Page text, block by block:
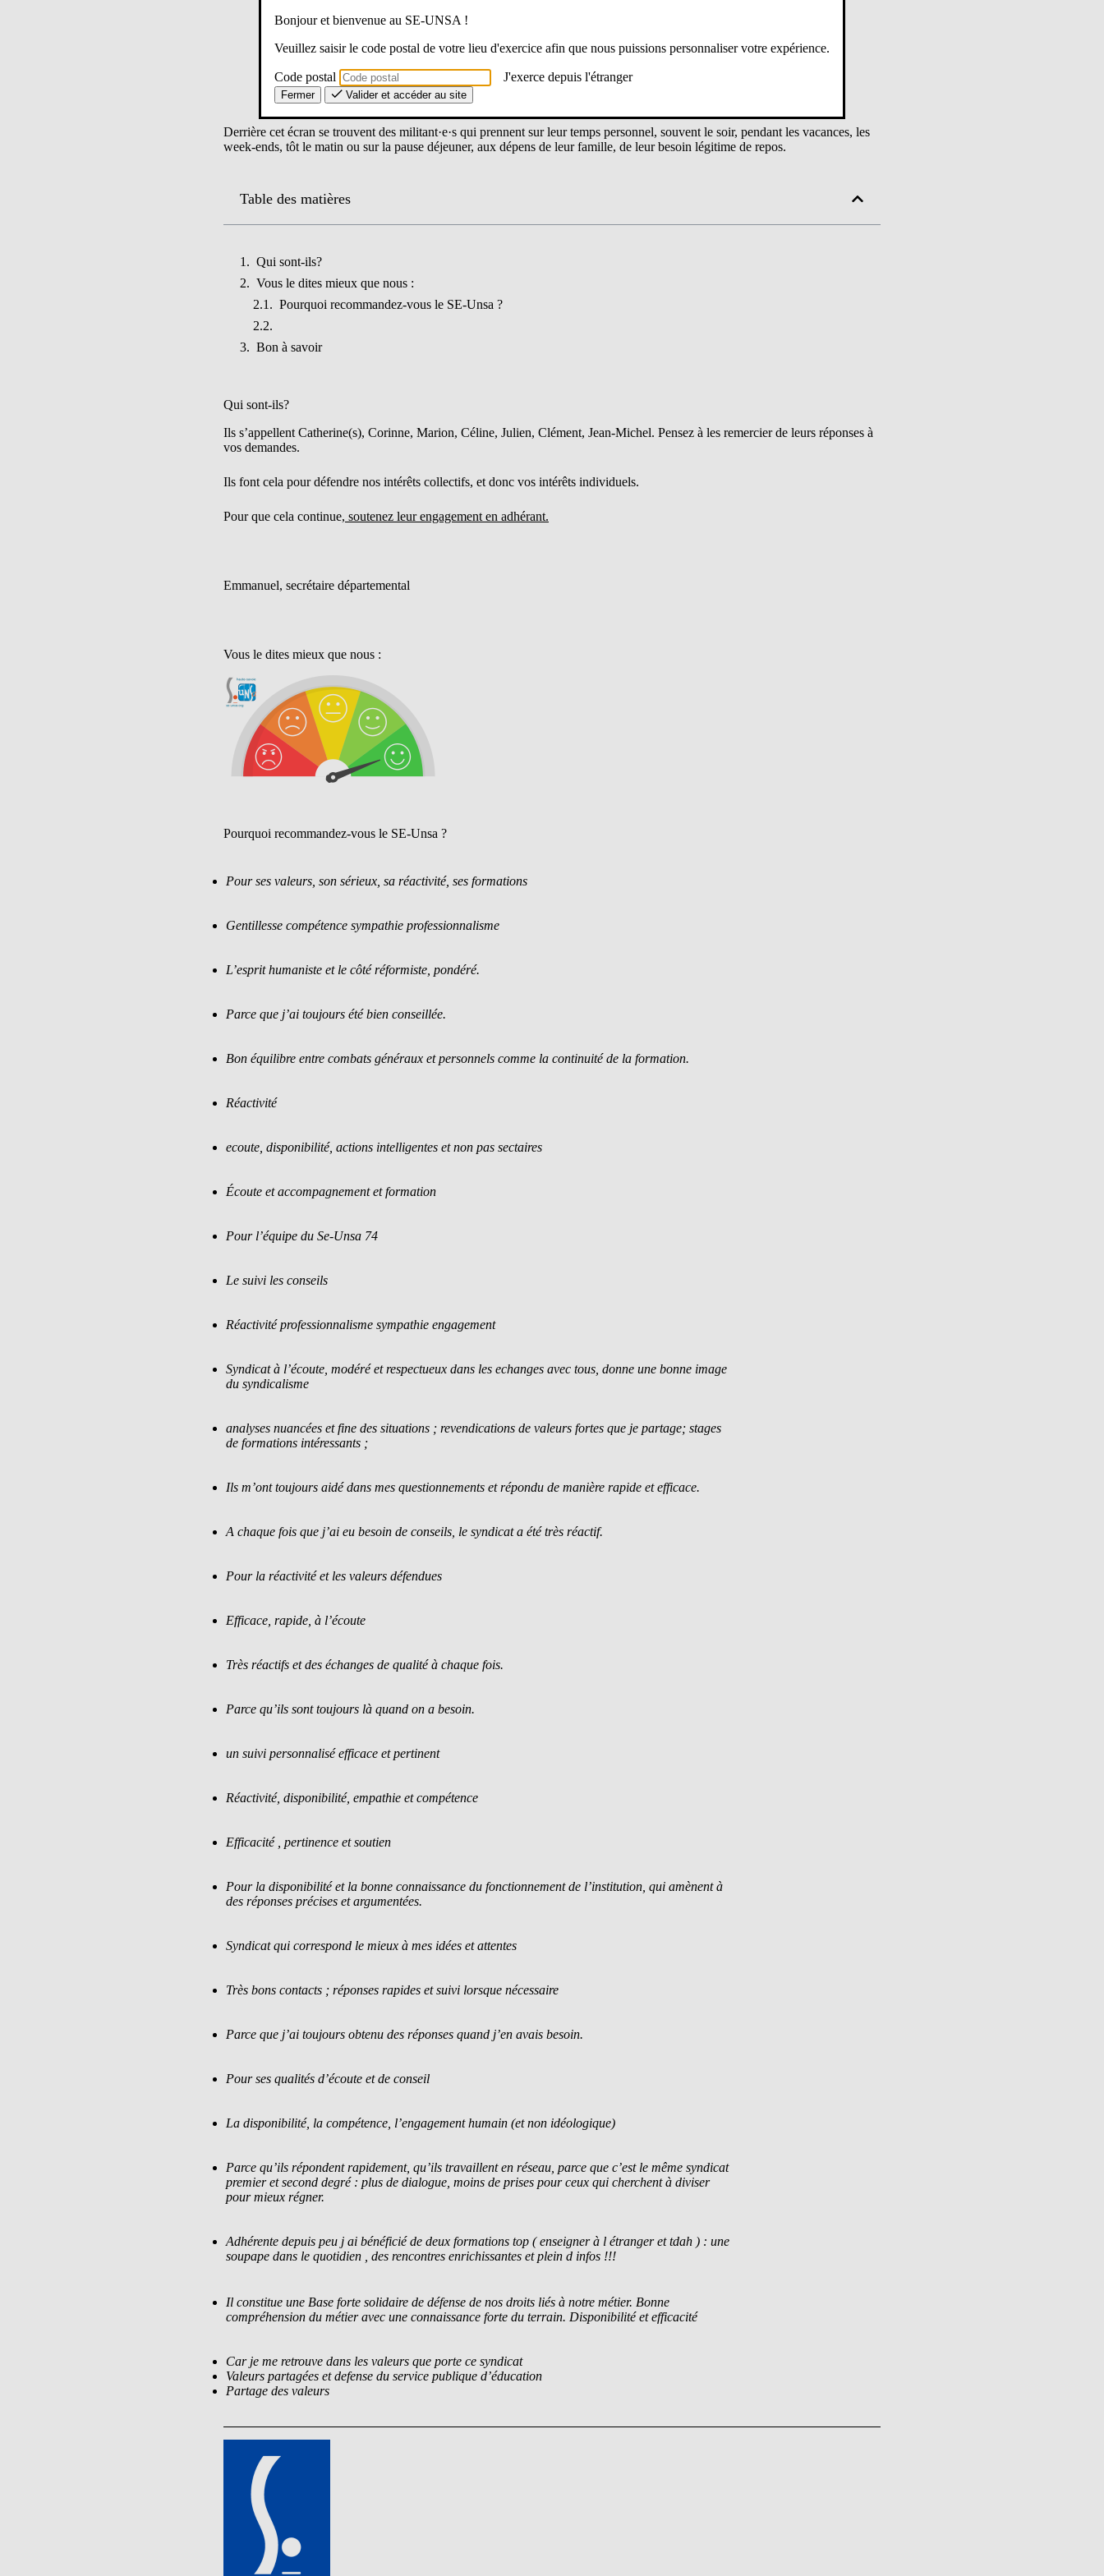
Derrière cet écran se trouvent des militant·e·s qui prennent sur leur temps personnel, souvent le soir, pendant les vacances, les
week-ends, tôt le matin ou sur la pause déjeuner, aux dépens de leur famille, de leur besoin légitime de repos.
Table des matières
Qui sont-ils?
Vous le dites mieux que nous :
Pourquoi recommandez-vous le SE-Unsa ?
Bon à savoir
Qui sont-ils?
Ils s’appellent Catherine(s), Corinne, Marion, Céline, Julien, Clément, Jean-Michel. Pensez à les remercier de leurs réponses à
vos demandes.
Ils font cela pour défendre nos intérêts collectifs, et donc vos intérêts individuels.
Pour que cela continue, soutenez leur engagement en adhérant.
Emmanuel, secrétaire départemental
Vous le dites mieux que nous :
Pourquoi recommandez-vous le SE-Unsa ?
Pour ses valeurs, son sérieux, sa réactivité, ses formations
Gentillesse compétence sympathie professionnalisme
L’esprit humaniste et le côté réformiste, pondéré.
Parce que j’ai toujours été bien conseillée.
Bon équilibre entre combats généraux et personnels comme la continuité de la formation.
Réactivité
ecoute, disponibilité, actions intelligentes et non pas sectaires
Écoute et accompagnement et formation
Pour l’équipe du Se-Unsa 74
Le suivi les conseils
Réactivité professionnalisme sympathie engagement
Syndicat à l’écoute, modéré et respectueux dans les echanges avec tous, donne une bonne image
du syndicalisme
analyses nuancées et fine des situations ; revendications de valeurs fortes que je partage; stages
de formations intéressants ;
Ils m’ont toujours aidé dans mes questionnements et répondu de manière rapide et efficace.
A chaque fois que j’ai eu besoin de conseils, le syndicat a été très réactif.
Pour la réactivité et les valeurs défendues
Efficace, rapide, à l’écoute
Très réactifs et des échanges de qualité à chaque fois.
Parce qu’ils sont toujours là quand on a besoin.
un suivi personnalisé efficace et pertinent
Réactivité, disponibilité, empathie et compétence
Efficacité , pertinence et soutien
Pour la disponibilité et la bonne connaissance du fonctionnement de l’institution, qui amènent à
des réponses précises et argumentées.
Syndicat qui correspond le mieux à mes idées et attentes
Très bons contacts ; réponses rapides et suivi lorsque nécessaire
Parce que j’ai toujours obtenu des réponses quand j’en avais besoin.
Pour ses qualités d’écoute et de conseil
La disponibilité, la compétence, l’engagement humain (et non idéologique)
Parce qu’ils répondent rapidement, qu’ils travaillent en réseau, parce que c’est le même syndicat
premier et second degré : plus de dialogue, moins de prises pour ceux qui cherchent à diviser
pour mieux régner.
Adhérente depuis peu j ai bénéficié de deux formations top ( enseigner à l étranger et tdah ) : une
soupape dans le quotidien , des rencontres enrichissantes et plein d infos !!!
Il constitue une Base forte solidaire de défense de nos droits liés à notre métier. Bonne
compréhension du métier avec une connaissance forte du terrain. Disponibilité et efficacité
Car je me retrouve dans les valeurs que porte ce syndicat
Valeurs partagées et defense du service publique d’éducation
Partage des valeurs
Bonjour et bienvenue au SE-UNSA !
Veuillez saisir le code postal de votre lieu d'exercice afin que nous puissions personnaliser votre expérience.
Code postal J'exerce depuis l'étranger
Fermer Valider et accéder au site